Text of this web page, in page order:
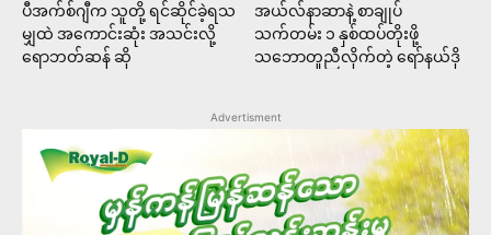
ပီအက်စ်ဂျီက သူတို့ ရင်ဆိုင်ခဲ့ရသ
မျှထဲ အကောင်းဆုံး အသင်းလို့
ရောဘတ်ဆန် ဆို
အယ်လ်နာဆာနဲ့ စာချုပ်
သက်တမ်း ၁ နှစ်ထပ်တိုးဖို့
သဘောတူညီလိုက်တဲ့ ရော်နယ်ဒို
Advertisment